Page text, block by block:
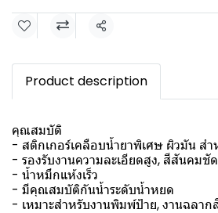
แชร์
Product description
คุณสมบัติ
- สติกเกอร์เคลือบน้ำยาพิเศษ ผิวมัน ส
- รองรับงานความละเอียดสูง, สีสันคมชัด
- น้ำหมึกแห้งเร็ว
- มีคุณสมบัติกันน้ำระดับน้ำหยด
- เหมาะสำหรับงานพิมพ์ป้าย, งานฉลาก